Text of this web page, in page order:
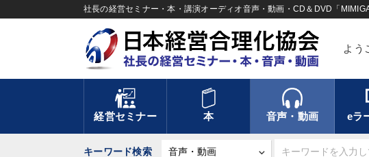
社長の経営セミナー・本・講演オーディオ音声・動画・CD＆DVD「
よう
経営セミナー 本 音声・動画 eラ
キーワード検索